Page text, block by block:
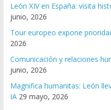
León XIV en España: visita
junio, 2026
Tour europeo expone
2026
Comunicación y relaciones
junio, 2026
Magnifica humanitas: León
IA 29 mayo, 2026